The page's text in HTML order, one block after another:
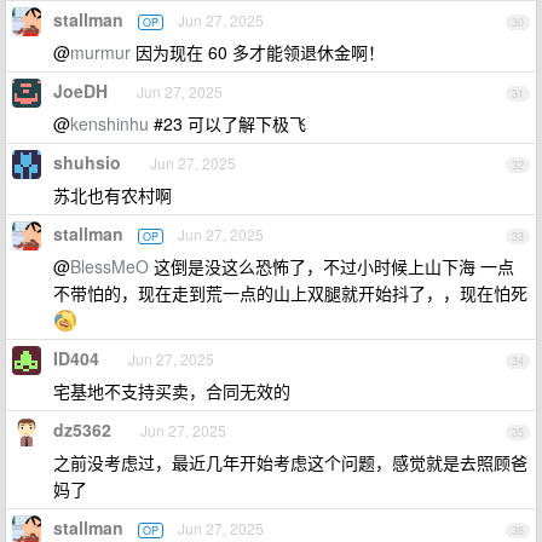
30
stallman OP Jun 27, 2025
@murmur 因为现在 60 多才能领退休金啊！
31
JoeDH Jun 27, 2025
@kenshinhu #23 可以了解下极飞
32
shuhsio Jun 27, 2025
苏北也有农村啊
33
stallman OP Jun 27, 2025
@BlessMeO 这倒是没这么恐怖了，不过小时候上山下海 一点
不带怕的，现在走到荒一点的山上双腿就开始抖了，，现在怕死
34
ID404 Jun 27, 2025
宅基地不支持买卖，合同无效的
35
dz5362 Jun 27, 2025
之前没考虑过，最近几年开始考虑这个问题，感觉就是去照顾爸
妈了
36
stallman OP Jun 27, 2025